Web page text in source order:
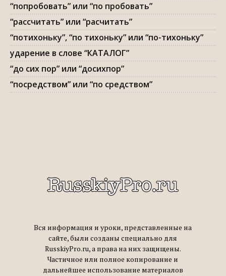
“попробовать” или “по пробовать”
“рассчитать” или “расчитать”
“потихоньку”, “по тихоньку” или “по-тихоньку”
ударение в слове “КАТАЛОГ”
“до сих пор” или “досихпор”
“посредством” или “по средством”
Вся информация и уроки, представленные на
сайте, были созданы специально для
RusskiyPro.ru, а права на них защищены.
Частичное или полное копирование и
дальнейшее использование материалов